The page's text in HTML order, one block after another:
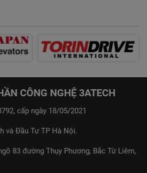
CÔNG NGHỆ 3ATECH
cấp ngày 18/05/2021
và Đầu Tư TP Hà Nội.
83 đường Thụy Phương, Bắc Từ Liêm,